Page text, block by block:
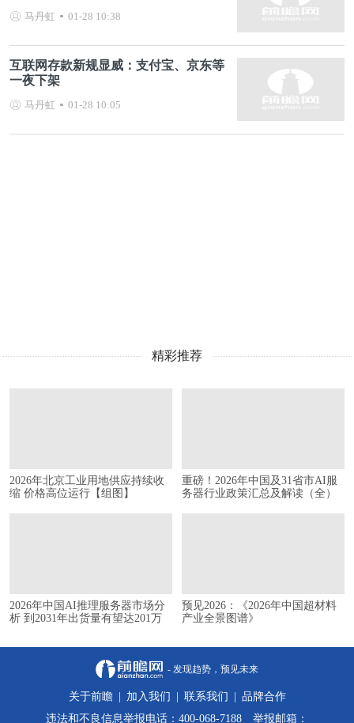
马丹虹 01-28 10:38
互联网存款新规显威：支付宝、京东等
一夜下架
马丹虹 01-28 10:05
精彩推荐
2026年北京工业用地供应持续收
缩 价格高位运行【组图】
重磅！2026年中国及31省市AI服
务器行业政策汇总及解读（全）
2026年中国AI推理服务器市场分
析 到2031年出货量有望达201万
预见2026：《2026年中国超材料
产业全景图谱》
- 发现趋势，预见未来
关于前瞻 加入我们 联系我们
品牌合作
违法和不良信息举报电话：400-068-7188 举报邮箱：